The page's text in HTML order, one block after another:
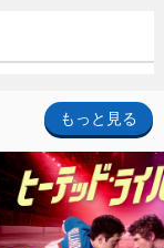
もっと見る